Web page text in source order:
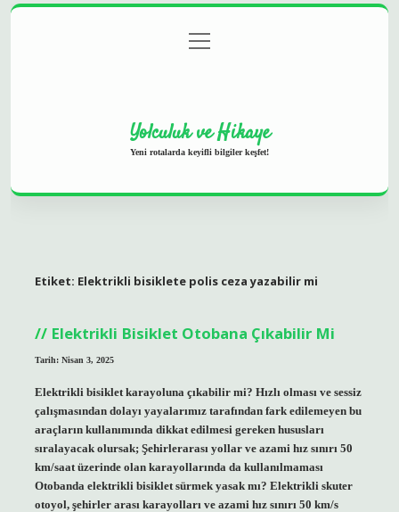
Gizlilik Politikası
menüyü
aç
Yolculuk ve Hikaye
Yeni rotalarda keyifli bilgiler keşfet!
Etiket: Elektrikli bisiklete polis ceza yazabilir mi
Elektrikli Bisiklet Otobana Çıkabilir Mi
Tarih: Nisan 3, 2025
Elektrikli bisiklet karayoluna çıkabilir mi? Hızlı olması ve sessiz
çalışmasından dolayı yayalarımız tarafından fark edilemeyen bu
araçların kullanımında dikkat edilmesi gereken hususları
sıralayacak olursak; Şehirlerarası yollar ve azami hız sınırı 50
km/saat üzerinde olan karayollarında da kullanılmaması
Otobanda elektrikli bisiklet sürmek yasak mı? Elektrikli skuter
otoyol, şehirler arası karayolları ve azami hız sınırı 50 km/s